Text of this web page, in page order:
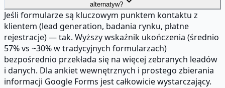
alternatyw?
Jeśli formularze są kluczowym punktem kontaktu z
klientem (lead generation, badania rynku, płatne
rejestracje) — tak. Wyższy wskaźnik ukończenia (średnio
57% vs ~30% w tradycyjnych formularzach)
bezpośrednio przekłada się na więcej zebranych leadów
i danych. Dla ankiet wewnętrznych i prostego zbierania
informacji Google Forms jest całkowicie wystarczający.